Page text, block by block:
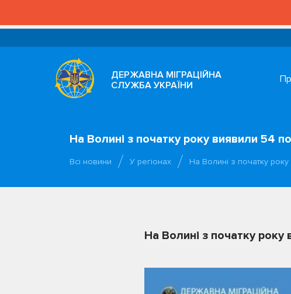
ДЕРЖАВНА МІГРАЦІЙНА
СЛУЖБА УКРАЇНИ
На Волині з початку року виявили 54
Всі новини У регіонах На Волині з початку
На Волині з початку року